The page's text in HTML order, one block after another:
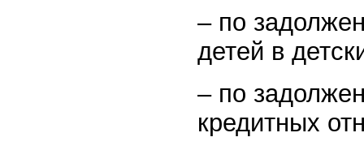
– по
детей в
– по
кредитных